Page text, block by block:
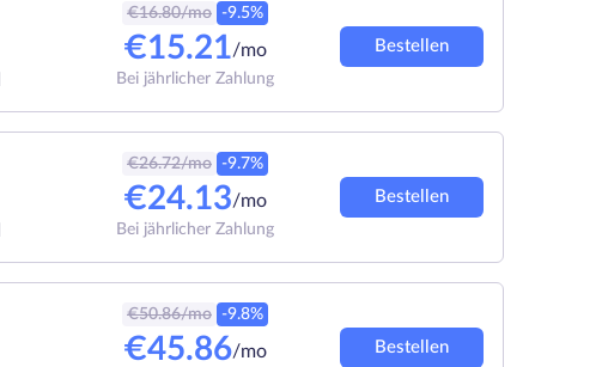
€16.80/mo -9.5%
€15.21/mo
Bei jährlicher Zahlung
Bestellen
€26.72/mo -9.7%
€24.13/mo
Bei jährlicher Zahlung
Bestellen
€50.86/mo -9.8%
€45.86/mo Bestellen